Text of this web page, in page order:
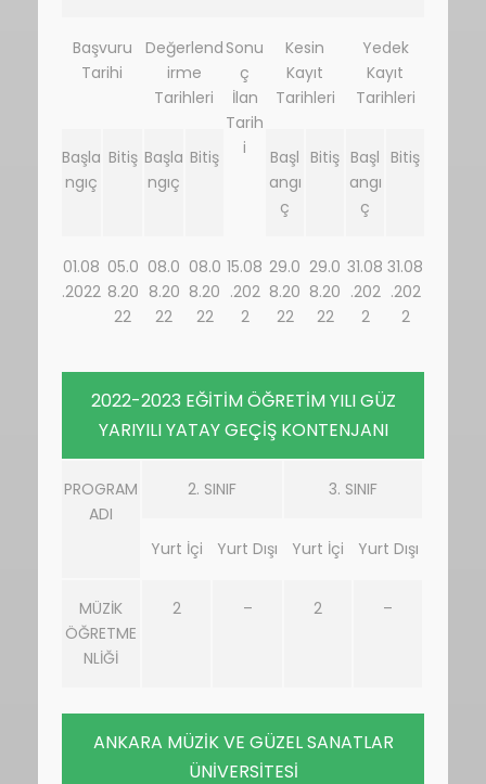
Başvuru
Tarihi
Değerlend
irme
Tarihleri
Sonu
ç
İlan
Tarih
i
Kesin
Kayıt
Tarihleri
Yedek
Kayıt
Tarihleri
Başla
ngıç
Bitiş Başla
ngıç
Bitiş
Başl
angı
ç
Bitiş Başl
angı
ç
Bitiş
01.08
.2022
05.0
8.20
22
08.0
8.20
22
08.0
8.20
22
15.08
.202
2
29.0
8.20
22
29.0
8.20
22
31.08
.202
2
31.08
.202
2
2022-2023 EĞİTİM ÖĞRETİM YILI GÜZ
YARIYILI YATAY GEÇİŞ KONTENJANI
PROGRAM
ADI
2. SINIF 3. SINIF
Yurt İçi Yurt Dışı Yurt İçi Yurt Dışı
MÜZİK
ÖĞRETME
NLİĞİ
2 – 2 –
ANKARA MÜZİK VE GÜZEL SANATLAR
ÜNİVERSİTESİ